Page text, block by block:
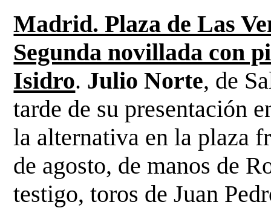
Madrid. Plaza de Las
Segunda novillada con
Isidro. Julio Norte, de
tarde de su presentación
la alternativa en la plaza
de agosto, de manos de
testigo, toros de Juan